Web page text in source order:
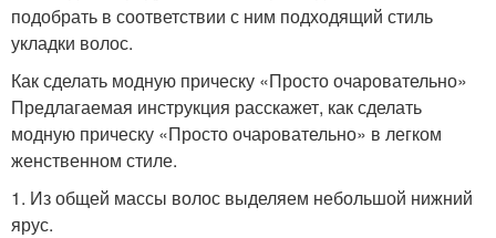
подобрать в соответствии с ним подходящий стиль
укладки волос.
Как сделать модную прическу «Просто очаровательно»
Предлагаемая инструкция расскажет, как сделать
модную прическу «Просто очаровательно» в легком
женственном стиле.
1. Из общей массы волос выделяем небольшой нижний
ярус.